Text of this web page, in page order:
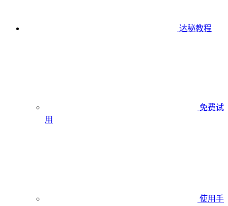
达秘教程
免费试
用
使用手